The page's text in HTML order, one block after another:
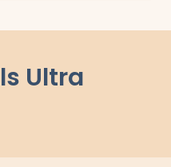
Ultra